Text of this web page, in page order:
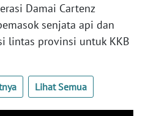
Damai Cartenz
senjata api dan
lintas provinsi untuk KKB
Lihat Semua